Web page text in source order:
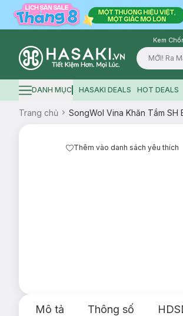
Kem
Logo
Hamburger icon
DANH MỤC HASAKI DEALS HOT DEALS
Trang chủ SongWol Vina Khăn Tắm SH
Thêm vào danh sách yêu thích
Mô tả Thông số